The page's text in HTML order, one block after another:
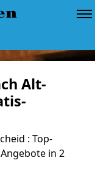
Alt-
: Top-
in 2